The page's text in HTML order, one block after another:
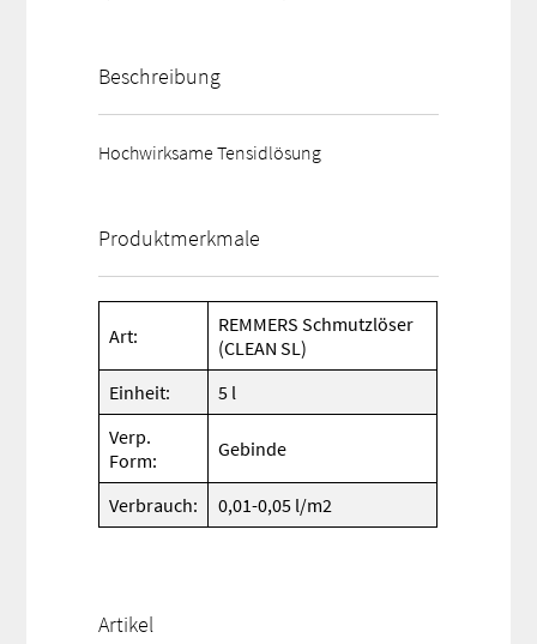
Beschreibung
Hochwirksame Tensidlösung
Produktmerkmale
Art:
REMMERS Schmutzlöser
(CLEAN SL)
Einheit:
5 l
Verp.
Form:
Gebinde
Verbrauch: 0,01-0,05 l/m2
Artikel